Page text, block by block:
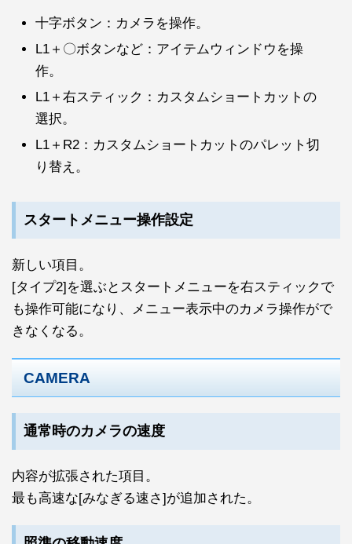
十字ボタン：カメラを操作。
L1＋〇ボタンなど：アイテムウィンドウを操
作。
L1＋右スティック：カスタムショートカットの
選択。
L1＋R2：カスタムショートカットのパレット切
り替え。
スタートメニュー操作設定
新しい項目。
[タイプ2]を選ぶとスタートメニューを右スティックで
も操作可能になり、メニュー表示中のカメラ操作がで
きなくなる。
CAMERA
通常時のカメラの速度
内容が拡張された項目。
最も高速な[みなぎる速さ]が追加された。